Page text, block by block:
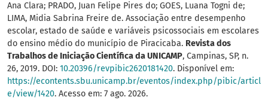
Ana Clara; PRADO, Juan Felipe Pires do; GOES, Luana Togni de;
LIMA, Midia Sabrina Freire de. Associação entre desempenho
escolar, estado de saúde e variáveis psicossociais em escolares
do ensino médio do município de Piracicaba. Revista dos
Trabalhos de Iniciação Científica da UNICAMP, Campinas, SP, n.
26, 2019. DOI: 10.20396/revpibic2620181420. Disponível em:
https://econtents.sbu.unicamp.br/eventos/index.php/pibic/articl
e/view/1420. Acesso em: 7 ago. 2026.